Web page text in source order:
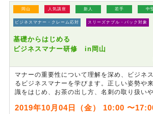
岡山 人気講座 新人 若手 中
ビジネスマナー・クレーム応対 スリーズナブル・パック対象
基礎からはじめる
ビジネスマナー研修 in岡山
マナーの重要性について理解を深め、ビジネ
るビジネスマナーを学びます。正しい姿勢や
識をはじめ、お茶の出し方、名刺の取り扱い
いたマナーでも、年月とともに変化している
2019年10月04日（金） 10:00 〜